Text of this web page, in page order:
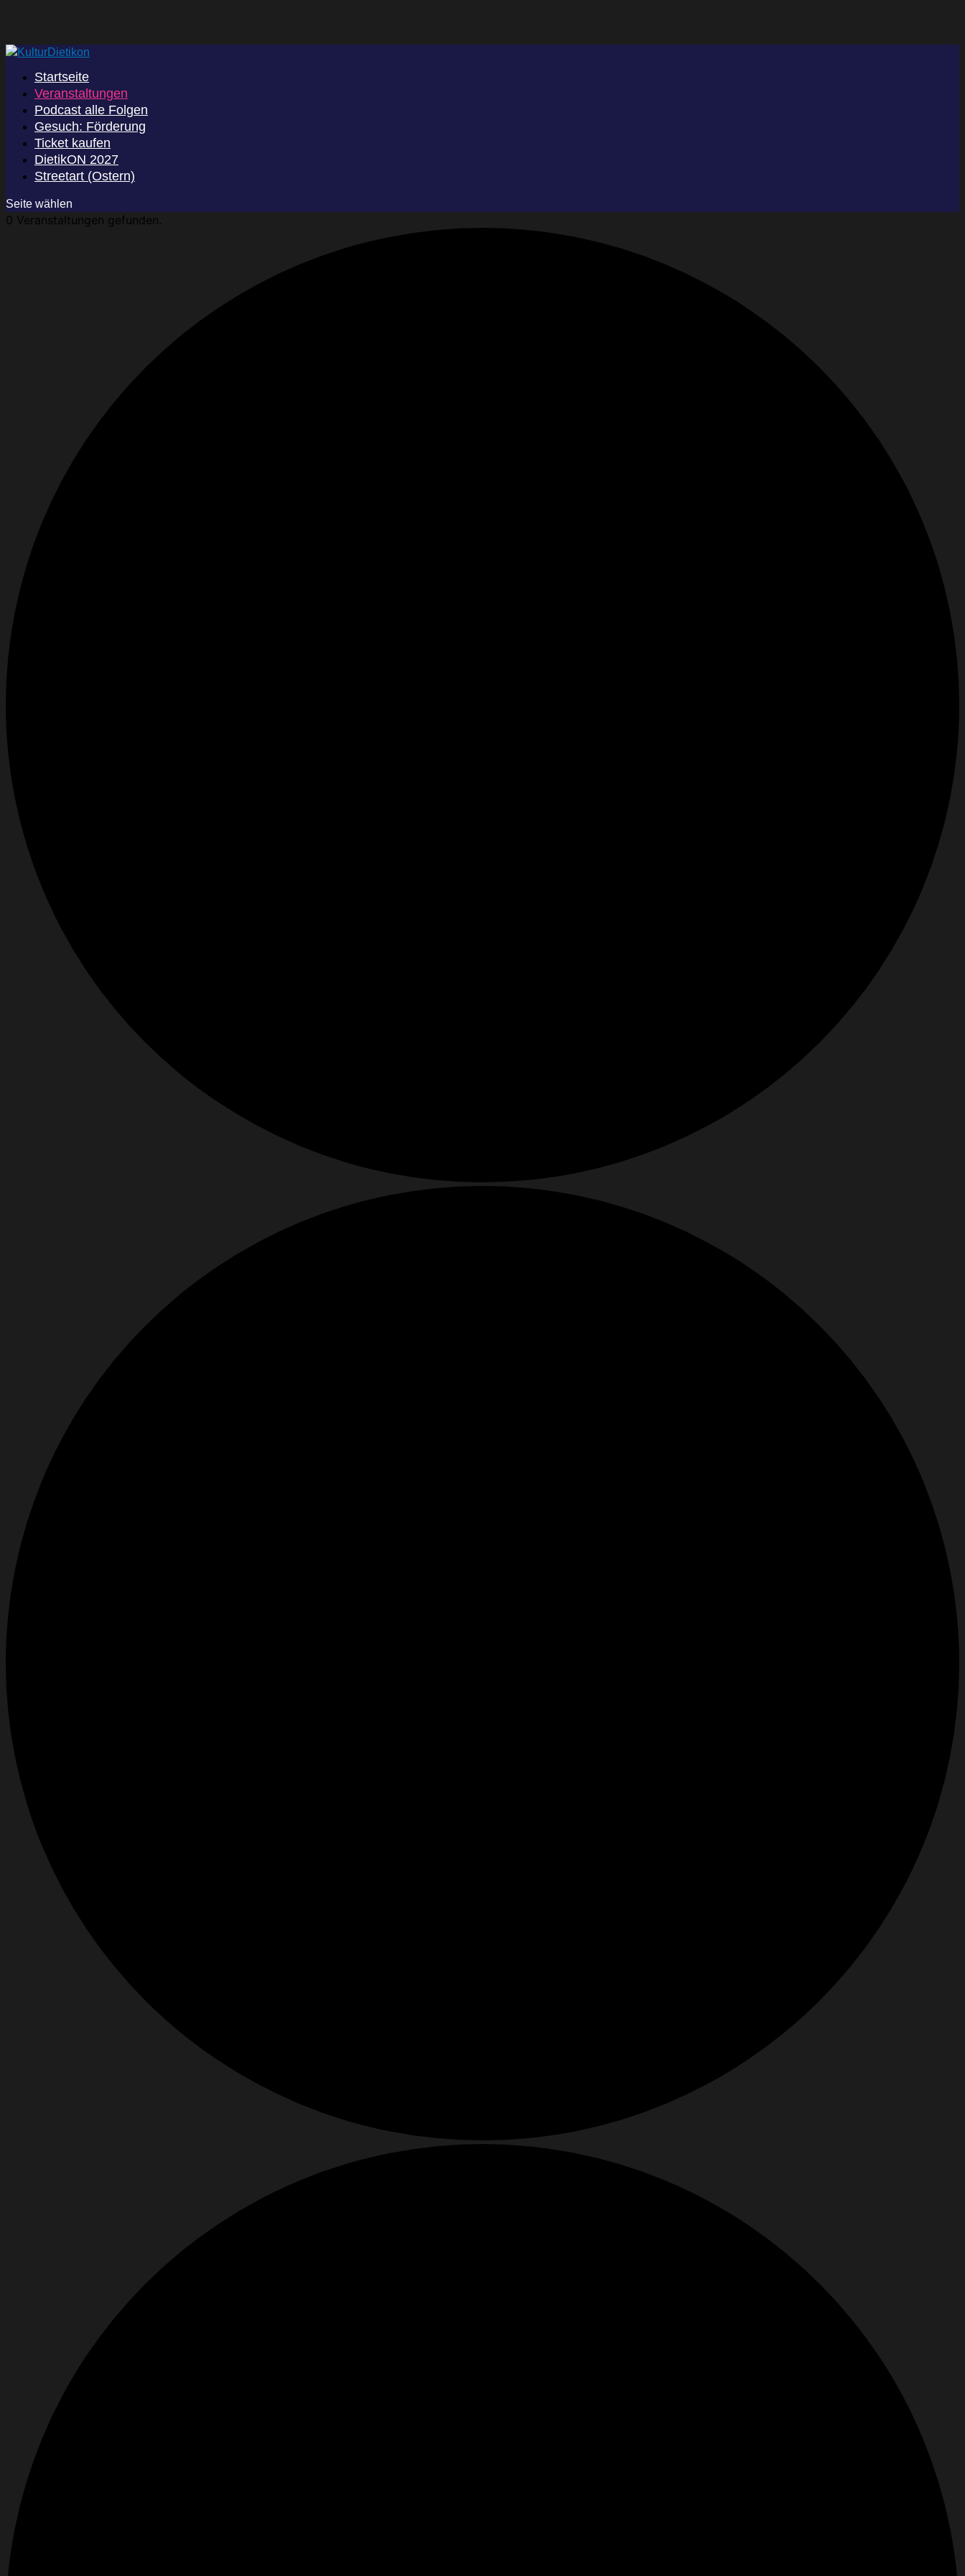
Startseite
Veranstaltungen
Podcast alle Folgen
Gesuch: Förderung
Ticket kaufen
DietikON 2027
Streetart (Ostern)
Seite wählen
0 Veranstaltungen gefunden.